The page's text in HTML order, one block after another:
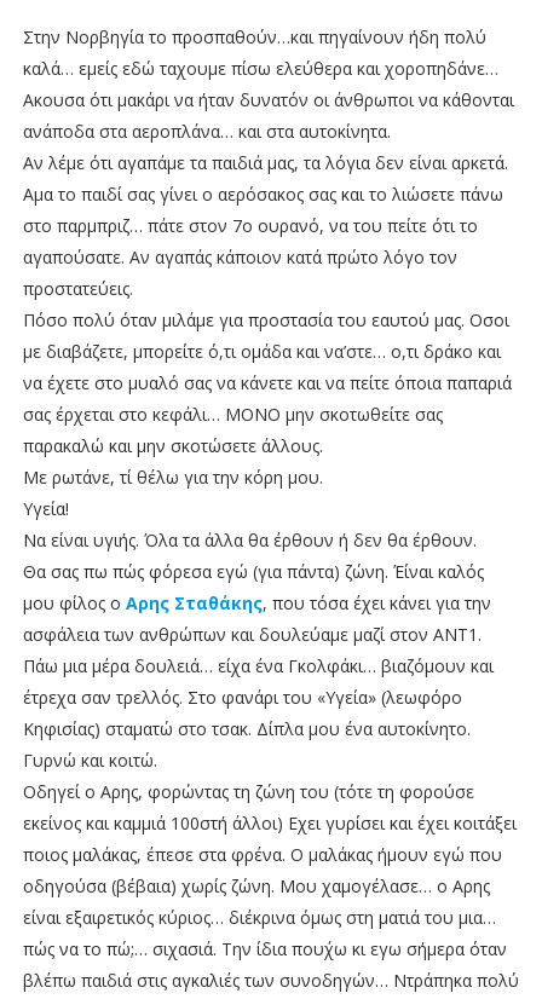
Στην Νορβηγία το προσπαθούν…και πηγαίνουν ήδη πολύ
καλά… εμείς εδώ ταχουμε πίσω ελεύθερα και χοροπηδάνε…
Ακουσα ότι μακάρι να ήταν δυνατόν οι άνθρωποι να κάθονται
ανάποδα στα αεροπλάνα… και στα αυτοκίνητα.
Αν λέμε ότι αγαπάμε τα παιδιά μας, τα λόγια δεν είναι αρκετά.
Αμα το παιδί σας γίνει ο αερόσακος σας και το λιώσετε πάνω
στο παρμπριζ… πάτε στον 7ο ουρανό, να του πείτε ότι το
αγαπούσατε. Αν αγαπάς κάποιον κατά πρώτο λόγο τον
προστατεύεις.
Πόσο πολύ όταν μιλάμε για προστασία του εαυτού μας. Οσοι
με διαβάζετε, μπορείτε ό,τι ομάδα και να’στε… ο,τι δράκο και
να έχετε στο μυαλό σας να κάνετε και να πείτε όποια παπαριά
σας έρχεται στο κεφάλι… ΜΟΝΟ μην σκοτωθείτε σας
παρακαλώ και μην σκοτώσετε άλλους.
Με ρωτάνε, τί θέλω για την κόρη μου.
Υγεία!
Να είναι υγιής. Όλα τα άλλα θα έρθουν ή δεν θα έρθουν.
Θα σας πω πώς φόρεσα εγώ (για πάντα) ζώνη. Έίναι καλός
μου φίλος ο Αρης Σταθάκης, που τόσα έχει κάνει για την
ασφάλεια των ανθρώπων και δουλεύαμε μαζί στον ΑΝΤ1.
Πάω μια μέρα δουλειά… είχα ένα Γκολφάκι… βιαζόμουν και
έτρεχα σαν τρελλός. Στο φανάρι του «Υγεία» (λεωφόρο
Κηφισίας) σταματώ στο τσακ. Δίπλα μου ένα αυτοκίνητο.
Γυρνώ και κοιτώ.
Οδηγεί ο Αρης, φορώντας τη ζώνη του (τότε τη φορούσε
εκείνος και καμμιά 100στή άλλοι) Εχει γυρίσει και έχει κοιτάξει
ποιος μαλάκας, έπεσε στα φρένα. Ο μαλάκας ήμουν εγώ που
οδηγούσα (βέβαια) χωρίς ζώνη. Μου χαμογέλασε… ο Αρης
είναι εξαιρετικός κύριος… διέκρινα όμως στη ματιά του μια…
πώς να το πώ;… σιχασιά. Την ίδια που΄χω κι εγω σήμερα όταν
βλέπω παιδιά στις αγκαλιές των συνοδηγών… Ντράπηκα πολύ